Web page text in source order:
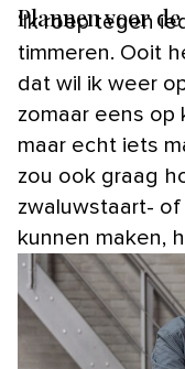
Plannen voor
‘Ik roep tegen
timmeren. Ooit
dat wil ik weer
zomaar eens op
maar echt iets
zou ook graag
zwaluwstaart-
kunnen maken,